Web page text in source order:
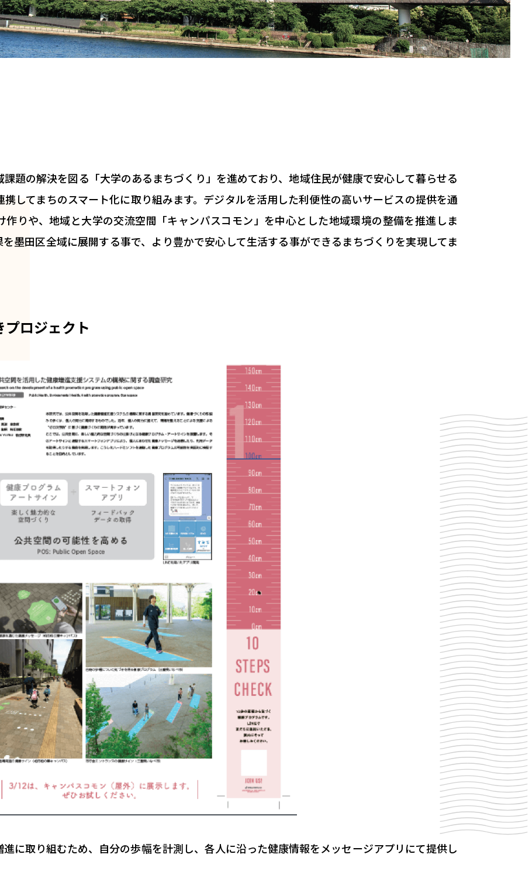
題の解決を図る「大学のあるまちづくり」を進めており、地域住民が健康で安心して暮らせる
してまちのスマート化に取り組みます。デジタルを活用した利便性の高いサービスの提供を通
作りや、地域と大学の交流空間「キャンパスコモン」を中心とした地域環境の整備を推進しま
墨田区全域に展開する事で、より豊かで安心して生活する事ができるまちづくりを実現してま
プロジェクト
に取り組むため、自分の歩幅を計測し、各人に沿った健康情報をメッセージアプリにて提供し